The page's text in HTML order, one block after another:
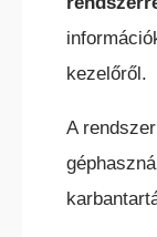
kezelőről.
A